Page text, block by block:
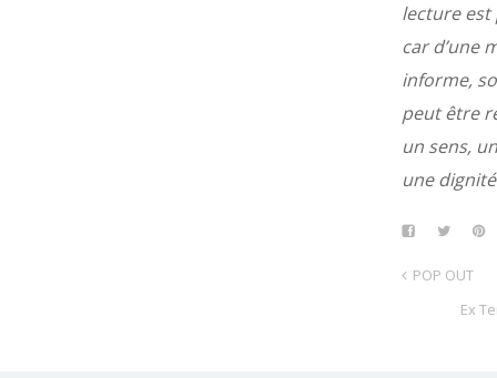
lecture est
car d’une
informe,
peut être
un sens,
une
POP OUT
Ex